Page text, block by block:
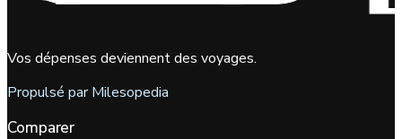
Vos dépenses deviennent des voyages.
Propulsé par Milesopedia
Comparer